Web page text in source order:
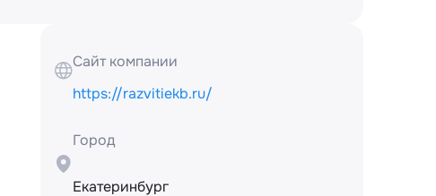
Сайт компании
https://razvitiekb.ru/
Город
Екатеринбург